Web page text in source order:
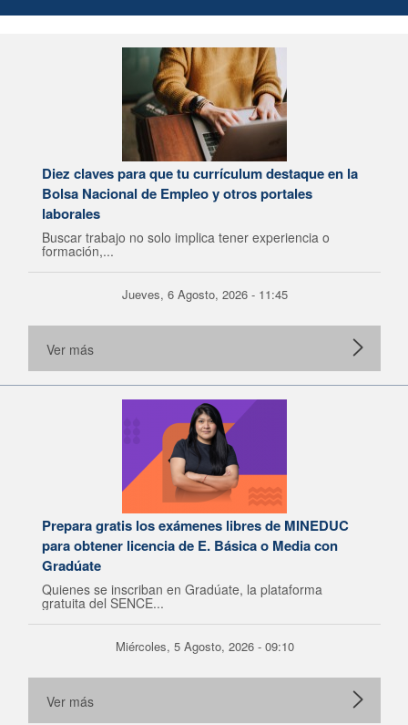
Diez claves para que tu currículum destaque en la
Bolsa Nacional de Empleo y otros portales
laborales
Buscar trabajo no solo implica tener experiencia o
formación,...
Jueves, 6 Agosto, 2026 - 11:45
Ver más
Prepara gratis los exámenes libres de MINEDUC
para obtener licencia de E. Básica o Media con
Gradúate
Quienes se inscriban en Gradúate, la plataforma
gratuita del SENCE...
Miércoles, 5 Agosto, 2026 - 09:10
Ver más